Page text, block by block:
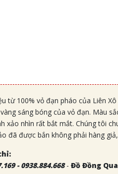
từ 100% vỏ đạn pháo của Liên
sáng bóng của vỏ đạn. Màu
xảo nhìn rất bắt mắt. Chúng tôi
đã được bắn không phải hàng
- 0938.884.668 - Đồ Đồng